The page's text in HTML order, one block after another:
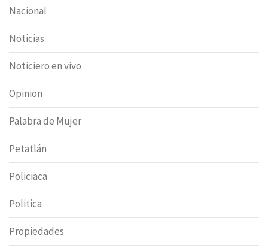
Nacional
Noticias
Noticiero en vivo
Opinion
Palabra de Mujer
Petatlán
Policiaca
Politica
Propiedades